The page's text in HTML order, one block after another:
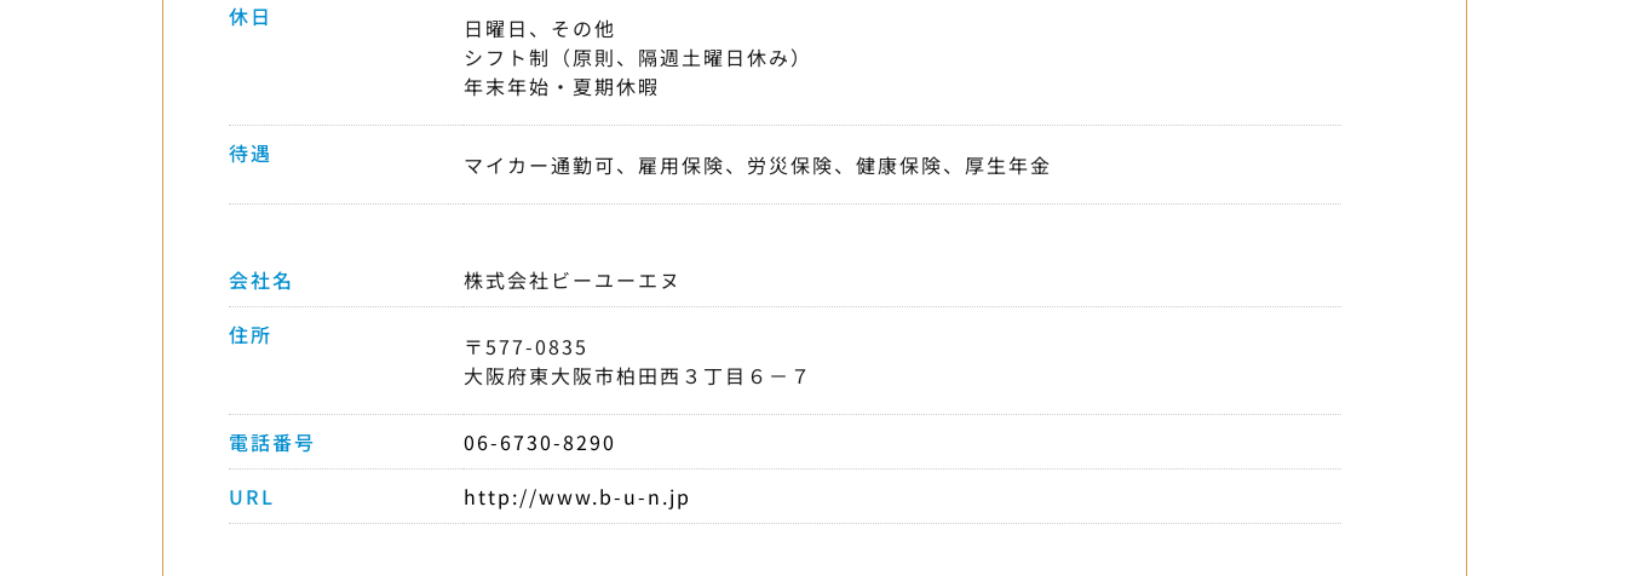
休日
日曜日、その他
シフト制（原則、隔週土曜日休み）
年末年始・夏期休暇
待遇 マイカー通勤可、雇用保険、労災保険、健康保険、厚生年金
会社名
株式会社ビーユーエヌ
住所
〒577-0835
大阪府東大阪市柏田西３丁目６－７
電話番号
06-6730-8290
URL
http://www.b-u-n.jp